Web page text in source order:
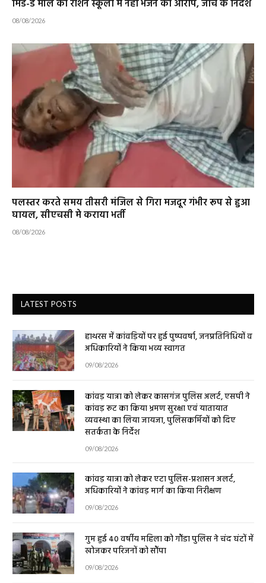
08/08/2026
पलस्तर करते समय तीसरी मंजिल से गिरा मजदूर गंभीर रूप से हुआ
घायल, सीएचसी मे कराया भर्ती
08/08/2026
LATEST POSTS
हाथरस में कांवड़ियों पर हुई पुष्पवर्षा, जनप्रतिनिधियों व
अधिकारियों ने किया भव्य स्वागत
09/08/2026
कांवड़ यात्रा को लेकर कासगंज पुलिस अलर्ट, एसपी ने
कांवड़ रूट का किया भ्रमण सुरक्षा एवं यातायात
व्यवस्था का लिया जायजा, पुलिसकर्मियों को दिए
सतर्कता के निर्देश
09/08/2026
कांवड़ यात्रा को लेकर एटा पुलिस-प्रशासन अलर्ट,
अधिकारियों ने कांवड़ मार्ग का किया निरीक्षण
09/08/2026
गुम हुई 40 वर्षीय महिला को गौंडा पुलिस ने चंद घंटों में
खोजकर परिजनों को सौंपा
09/08/2026